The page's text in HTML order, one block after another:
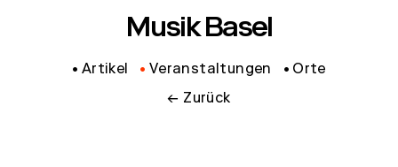
Musik Basel
Artikel Veranstaltungen Orte
← Zurück